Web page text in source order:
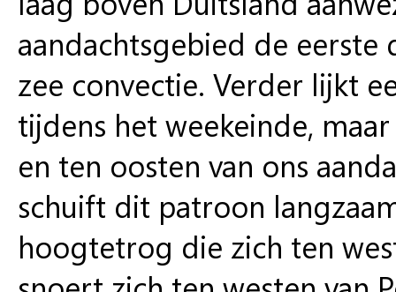
aandachtsgebied de
zee convectie. Verder lijkt
tijdens het weekeinde,
en ten oosten van ons
schuift dit patroon
hoogtetrog die zich ten